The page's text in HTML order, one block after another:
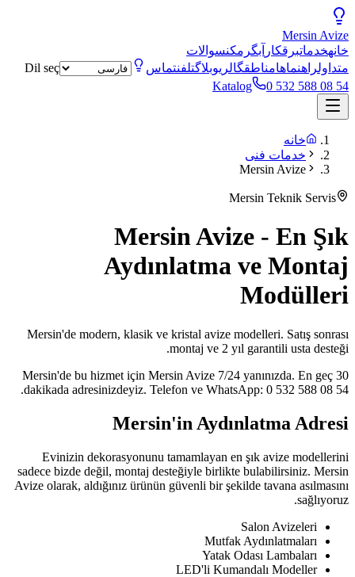
Mersin Avize
خانهخدماتبرقکار آبگرمکنسوالات
متداولراهنماهامناطقگالریوبلاگتلفنتماس
Dil seç
Katalog
0 532 588 08 54
خانه
خدمات فنی
Mersin Avize
Mersin Teknik Servis
Mersin Avize - En Şık
Aydınlatma ve Montaj
Modülleri
Mersin'de modern, klasik ve kristal avize modelleri. Satış sonrası
montaj ve 2 yıl garantili usta desteği.
Mersin'de bu hizmet için Mersin Avize 7/24 yanınızda. En geç 30
dakikada adresinizdeyiz. Telefon ve WhatsApp: 0 532 588 08 54.
Mersin'in Aydınlatma Adresi
Evinizin dekorasyonunu tamamlayan en şık avize modellerini
sadece bizde değil, montaj desteğiyle birlikte bulabilirsiniz. Mersin
Avize olarak, aldığınız ürünün güvenli bir şekilde tavana asılmasını
sağlıyoruz.
Salon Avizeleri
Mutfak Aydınlatmaları
Yatak Odası Lambaları
LED'li Kumandalı Modeller